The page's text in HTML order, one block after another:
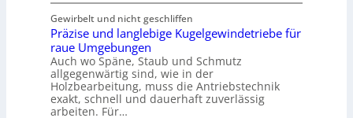
i
t
t
e
l
s
a
l
t
r
a
s
c
h
a
K
u
g
e
l
g
e
w
Gewirbelt und nicht geschliffen
Präzise und langlebige Kugelgewindetriebe für
raue Umgebungen
Auch wo Späne, Staub und Schmutz
allgegenwärtig sind, wie in der
Holzbearbeitung, muss die Antriebstechnik
exakt, schnell und dauerhaft zuverlässig
arbeiten. Für…